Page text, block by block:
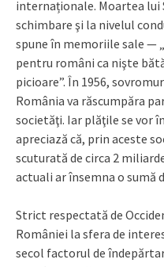
internaționale. Moartea lui
schimbare şi la nivelul
spune în memoriile sale —
pentru români ca nişte
picioare”. În 1956,
România va răscumpăra
societăţi. Iar plăţile se vor
apreciază că, prin aceste
scuturată de circa 2
actuali ar însemna o sumă
Strict respectată de
României la sfera de
secol factorul de